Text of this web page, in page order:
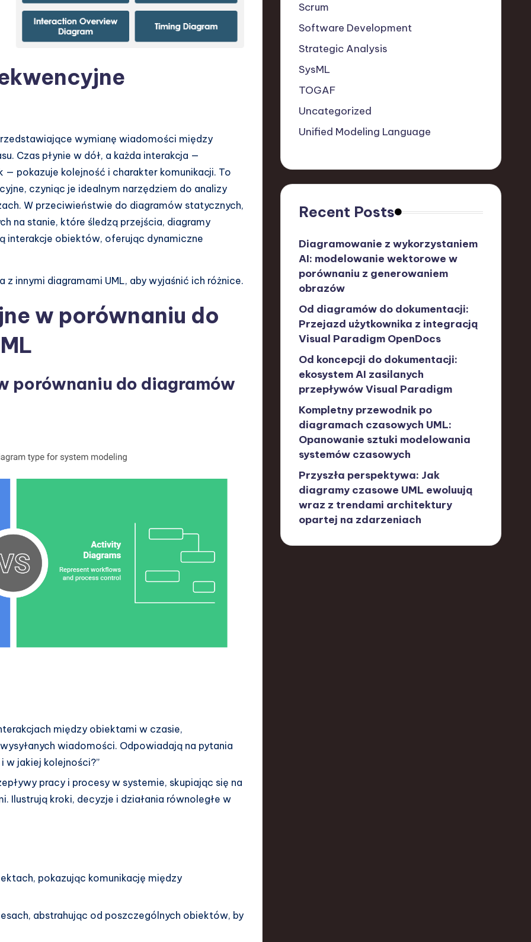
wymianę wiadomości między
Czas płynie w dół, a każda interakcja —
pokazuje kolejność i charakter komunikacji. To
czyniąc je idealnym narzędziem do analizy
W przeciwieństwie do diagramów statycznych,
na stanie, które śledzą przejścia, diagramy
interakcje obiektów, oferując dynamiczne
innymi diagramami UML, aby wyjaśnić ich różnice.
w porównaniu do
porównaniu do diagramów
między obiektami w czasie,
wiadomości. Odpowiadają na pytania
w jakiej kolejności?”
pracy i procesy w systemie, skupiając się na
Ilustrują kroki, decyzje i działania równoległe w
pokazując komunikację między
abstrahując od poszczególnych obiektów, by
Scrum
Software Development
Strategic Analysis
SysML
TOGAF
Uncategorized
Unified Modeling Language
Recent Posts
Diagramowanie z wykorzystaniem
AI: modelowanie wektorowe w
porównaniu z generowaniem
obrazów
Od diagramów do dokumentacji:
Przejazd użytkownika z integracją
Visual Paradigm OpenDocs
Od koncepcji do dokumentacji:
ekosystem AI zasilanych
przepływów Visual Paradigm
Kompletny przewodnik po
diagramach czasowych UML:
Opanowanie sztuki modelowania
systemów czasowych
Przyszła perspektywa: Jak
diagramy czasowe UML ewoluują
wraz z trendami architektury
opartej na zdarzeniach